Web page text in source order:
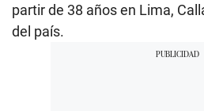
partir de 38 años en Lima,
del país.